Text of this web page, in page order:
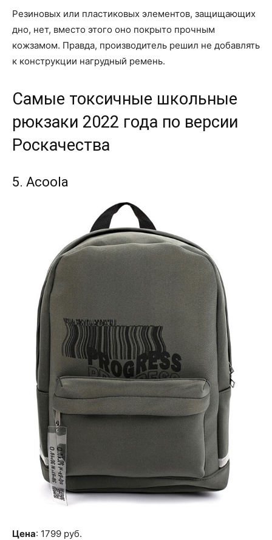
Резиновых или пластиковых элементов, защищающих
дно, нет, вместо этого оно покрыто прочным
кожзамом. Правда, производитель решил не добавлять
к конструкции нагрудный ремень.
Самые токсичные школьные
рюкзаки 2022 года по версии
Роскачества
5. Acoola
Цена: 1799 руб.